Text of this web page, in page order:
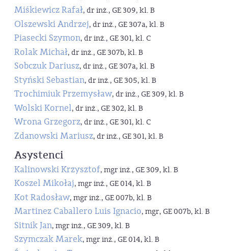
Miśkiewicz Rafał, dr inż., GE 309, kl. B
Olszewski Andrzej, dr inż., GE 307a, kl. B
Piasecki Szymon, dr inż., GE 301, kl. C
Rolak Michał, dr inż., GE 307b, kl. B
Sobczuk Dariusz, dr inż., GE 307a, kl. B
Styński Sebastian, dr inż., GE 305, kl. B
Trochimiuk Przemysław, dr inż., GE 309, kl. B
Wolski Kornel, dr inż., GE 302, kl. B
Wrona Grzegorz, dr inż., GE 301, kl. C
Zdanowski Mariusz, dr inż., GE 301, kl. B
Asystenci
Kalinowski Krzysztof, mgr inż., GE 309, kl. B
Koszel Mikołaj, mgr inż., GE 014, kl. B
Kot Radosław, mgr inż., GE 007b, kl. B
Martinez Caballero Luis Ignacio, mgr, GE 007b, kl. B
Sitnik Jan, mgr inż., GE 309, kl. B
Szymczak Marek, mgr inż., GE 014, kl. B